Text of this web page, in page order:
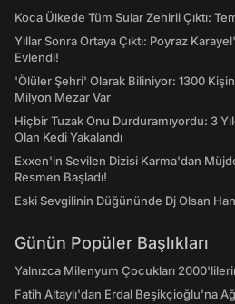
Koca Ülkede Tüm Sular Zehirli Çıktı:
Yıllar Sonra Ortaya Çıktı: Poyraz
Evlendi!
'Ölüler Şehri' Olarak Biliniyor: 1300
Milyon Mezar Var
Hiçbir Tuzak Onu Durduramıyordu: 3
Olan Kedi Yakalandı
Exxen'in Sevilen Dizisi Karma'dan
Resmen Başladı!
Eski Sevgilinin Düğününde Dj Olsan
Günün Popüler Başlıkları
Yalnızca Milenyum Çocukları
Fatih Altaylı'dan Erdal Beşikçioğlu'na